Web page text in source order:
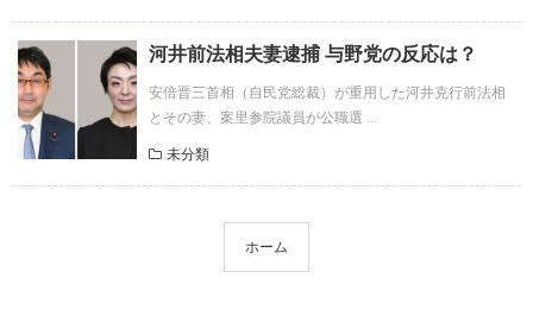
河井前法相夫妻逮捕 与野党の反応は？
安倍晋三首相（自民党総裁）が重用した河井克行前法相
とその妻、案里参院議員が公職選 ...
未分類
ホーム